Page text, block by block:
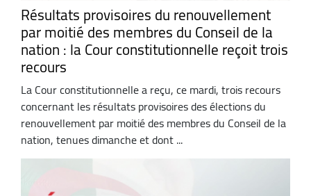
Résultats provisoires du renouvellement
par moitié des membres du Conseil de la
nation : la Cour constitutionnelle reçoit trois
recours
La Cour constitutionnelle a reçu, ce mardi, trois recours
concernant les résultats provisoires des élections du
renouvellement par moitié des membres du Conseil de la
nation, tenues dimanche et dont ...